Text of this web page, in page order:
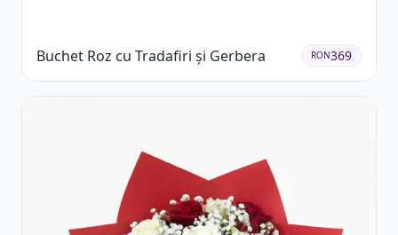
Buchet Roz cu Tradafiri și Gerbera RON369